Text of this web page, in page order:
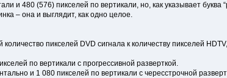
и 480 (576) пикселей по вертикали, но, как указывает
– она и выглядит, как одно целое.
пикселей DVD сигнала к количеству пикселей
по вертикали с прогрессивной разверткой.
и 1 080 пикселей по вертикали с чересстрочной